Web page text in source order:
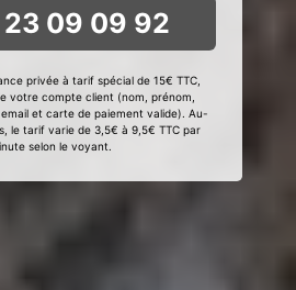
09 09 92
privée à tarif spécial de 15€ TTC,
votre compte client (nom, prénom,
et carte de paiement valide). Au-
le tarif varie de 3,5€ à 9,5€ TTC par
selon le voyant.